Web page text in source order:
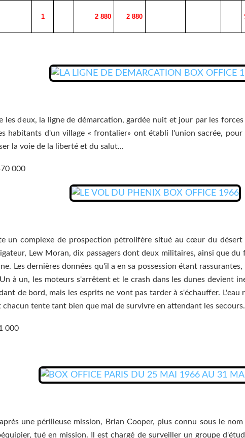
1 2 880 2 880
les deux, la ligne de démarcation, gardée nuit et jour par les
habitants d'un village « frontalier» ont établi l'union sacrée,
la voie de la liberté et du salut...
000
un complexe de prospection pétrolifère situé au cœur du
Lew Moran, dix passagers dont deux militaires, ainsi que
Les dernières données qu'il a en sa possession étant
à un, les moteurs s'arrêtent et le crash dans les dunes devient
de bord, mais les esprits ne vont pas tarder à s'échauffer.
tente tant bien que mal de survivre en attendant les
000
une périlleuse mission, Brian Cooper, plus connu sous le
tué en mission. Il est chargé de surveiller un groupe